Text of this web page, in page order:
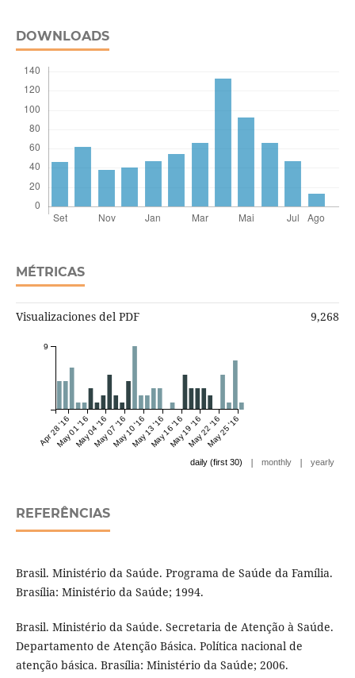
DOWNLOADS
MÉTRICAS
Visualizaciones del PDF 9,268
Apr 28 '16May 01 '16May 04 '16May 07 '16May 10 '16May 13 '16May 16 '16May 19 '16May 22 '16May 25 '16
9
daily (first 30) | monthly | yearly
REFERÊNCIAS
Brasil. Ministério da Saúde. Programa de Saúde da Família.
Brasília: Ministério da Saúde; 1994.
Brasil. Ministério da Saúde. Secretaria de Atenção à Saúde.
Departamento de Atenção Básica. Política nacional de
atenção básica. Brasília: Ministério da Saúde; 2006.